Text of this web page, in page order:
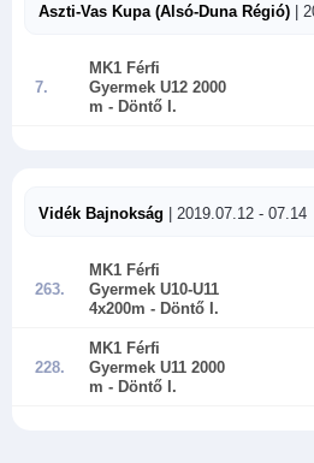
Aszti-Vas Kupa (Alsó-Duna Régió) |
7.
MK1 Férfi
Gyermek U12 2000
m - Döntő I.
Vidék Bajnokság | 2019.07.12 - 07.14
263.
MK1 Férfi
Gyermek U10-U11
4x200m - Döntő I.
228.
MK1 Férfi
Gyermek U11 2000
m - Döntő I.